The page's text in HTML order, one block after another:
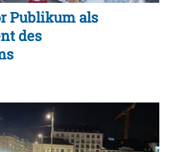
Publikum als
des